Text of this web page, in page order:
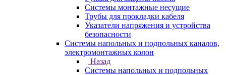
Системы монтажные несущие
Трубы для прокладки кабеля
Указатели напряжения и устройства
безопасности
Системы напольных и подпольных каналов,
электромонтажных колон
Назад
Системы напольных и подпольных